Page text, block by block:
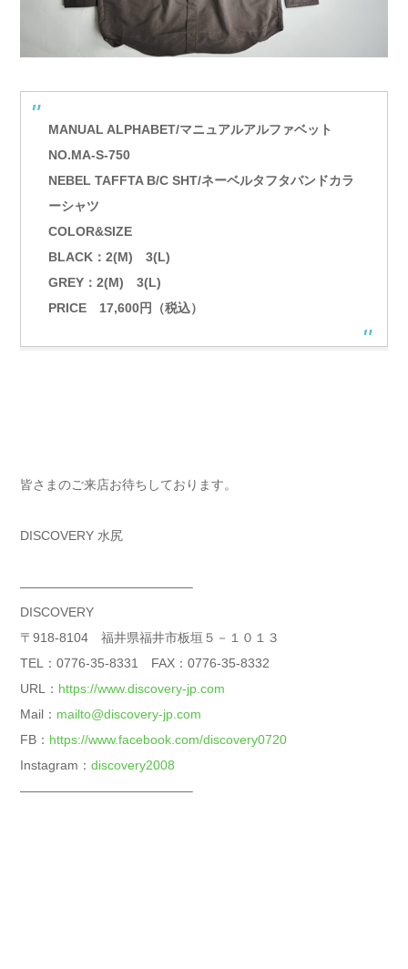
MANUAL ALPHABET/マニュアルアルファベット
NO.MA-S-750
NEBEL TAFFTA B/C SHT/ネーベルタフタバンドカラ
ーシャツ
COLOR&SIZE
BLACK：2(M) 3(L)
GREY：2(M) 3(L)
PRICE 17,600円（税込）
皆さまのご来店お待ちしております。
DISCOVERY 水尻
—————————————–
DISCOVERY
〒918-8104 福井県福井市板垣５－１０１３
TEL：0776-35-8331 FAX：0776-35-8332
URL： https://www.discovery-jp.com
Mail： mailto@discovery-jp.com
FB： https://www.facebook.com/discovery0720
Instagram： discovery2008
—————————————–